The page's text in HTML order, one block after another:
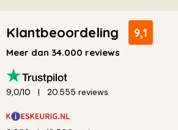
Klantbeoordeling 9,1
Meer dan 34.000 reviews
9,0/10 20.555 reviews